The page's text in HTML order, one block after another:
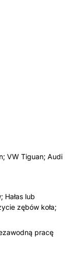
VW Tiguan; Audi
Hałas lub
zębów koła;
pracę